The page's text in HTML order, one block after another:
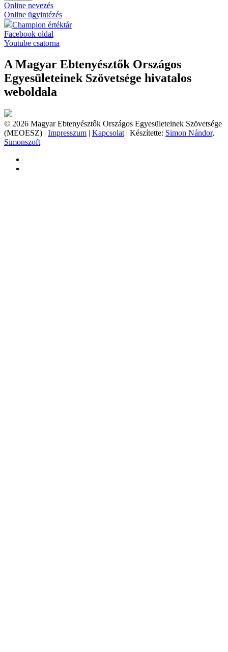
Online nevezés
Online ügyintézés
Champion értéktár
Facebook oldal
Youtube csatorna
A Magyar Ebtenyésztők Országos
Egyesületeinek Szövetsége hivatalos
weboldala
© 2026 Magyar Ebtenyésztők Országos Egyesületeinek Szövetsége
(MEOESZ) | Impresszum | Kapcsolat | Készítette: Simon Nándor,
Simonszoft